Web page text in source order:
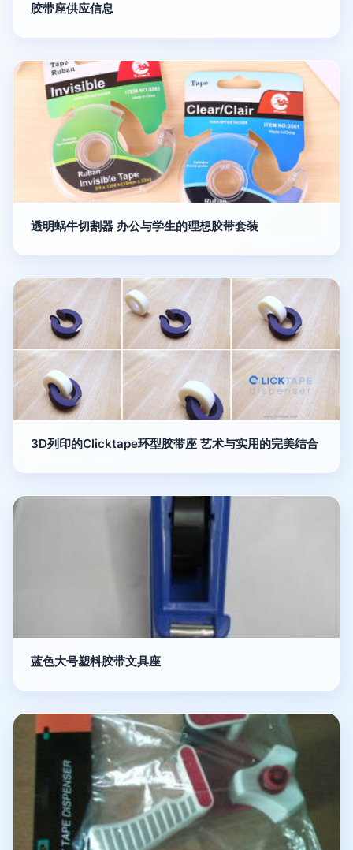
胶带座供应信息
透明蜗牛切割器 办公与学生的理想胶带套装
3D列印的Clicktape环型胶带座 艺术与实用的完美结合
蓝色大号塑料胶带文具座